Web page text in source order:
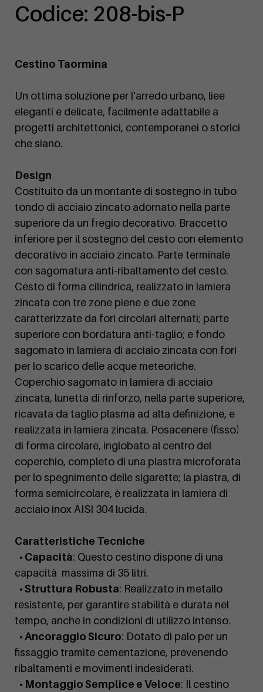
Codice: 208-bis-P
Cestino Taormina
Un ottima soluzione per l'arredo urbano, liee
eleganti e delicate, facilmente adattabile a
progetti architettonici, contemporanei o storici
che siano.
Design
Costituito da un montante di sostegno in tubo
tondo di acciaio zincato adornato nella parte
superiore da un fregio decorativo. Braccetto
inferiore per il sostegno del cesto con elemento
decorativo in acciaio zincato. Parte terminale
con sagomatura anti-ribaltamento del cesto.
Cesto di forma cilindrica, realizzato in lamiera
zincata con tre zone piene e due zone
caratterizzate da fori circolari alternati; parte
superiore con bordatura anti-taglio; e fondo
sagomato in lamiera di acciaio zincata con fori
per lo scarico delle acque meteoriche.
Coperchio sagomato in lamiera di acciaio
zincata, lunetta di rinforzo, nella parte superiore,
ricavata da taglio plasma ad alta definizione, e
realizzata in lamiera zincata. Posacenere (fisso)
di forma circolare, inglobato al centro del
coperchio, completo di una piastra microforata
per lo spegnimento delle sigarette; la piastra, di
forma semicircolare, è realizzata in lamiera di
acciaio inox AISI 304 lucida.
Caratteristiche Tecniche
• Capacità: Questo cestino dispone di una
capacità massima di 35 litri.
• Struttura Robusta: Realizzato in metallo
resistente, per garantire stabilità e durata nel
tempo, anche in condizioni di utilizzo intenso.
• Ancoraggio Sicuro: Dotato di palo per un
fissaggio tramite cementazione, prevenendo
ribaltamenti e movimenti indesiderati.
• Montaggio Semplice e Veloce: Il cestino